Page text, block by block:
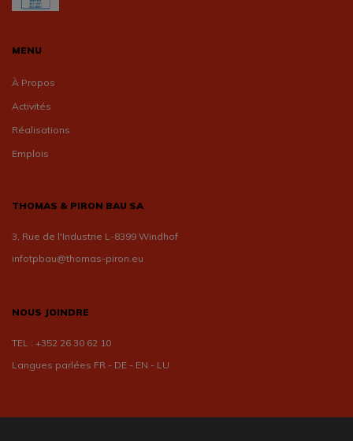
MENU
À Propos
Activités
Réalisations
Emplois
THOMAS & PIRON BAU SA
3, Rue de l'Industrie L-8399 Windhof
infotpbau@thomas-piron.eu
NOUS JOINDRE
TEL : +352 26 30 62 10
Langues parlées FR - DE - EN - LU